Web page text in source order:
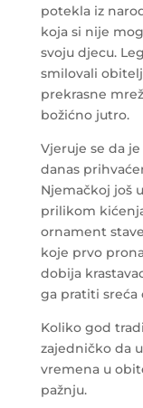
potekla iz
koja si nije
svoju djecu.
smilovali
prekrasne
božićno jutro.
Vjeruje se da
danas
Njemačkoj još
prilikom
ornament
koje prvo
dobija
ga pratiti
Koliko god
zajedničko da
vremena u
pažnju.